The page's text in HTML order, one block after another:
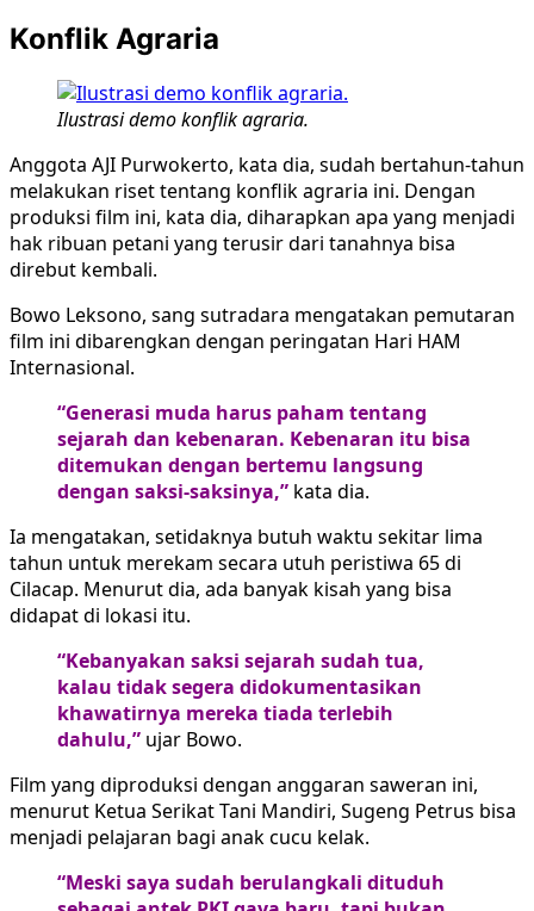
Konflik Agraria
Ilustrasi demo konflik agraria.
Anggota AJI Purwokerto, kata dia, sudah bertahun-tahun
melakukan riset tentang konflik agraria ini. Dengan
produksi film ini, kata dia, diharapkan apa yang menjadi
hak ribuan petani yang terusir dari tanahnya bisa
direbut kembali.
Bowo Leksono, sang sutradara mengatakan pemutaran
film ini dibarengkan dengan peringatan Hari HAM
Internasional.
“Generasi muda harus paham tentang
sejarah dan kebenaran. Kebenaran itu bisa
ditemukan dengan bertemu langsung
dengan saksi-saksinya,” kata dia.
Ia mengatakan, setidaknya butuh waktu sekitar lima
tahun untuk merekam secara utuh peristiwa 65 di
Cilacap. Menurut dia, ada banyak kisah yang bisa
didapat di lokasi itu.
“Kebanyakan saksi sejarah sudah tua,
kalau tidak segera didokumentasikan
khawatirnya mereka tiada terlebih
dahulu,” ujar Bowo.
Film yang diproduksi dengan anggaran saweran ini,
menurut Ketua Serikat Tani Mandiri, Sugeng Petrus bisa
menjadi pelajaran bagi anak cucu kelak.
“Meski saya sudah berulangkali dituduh